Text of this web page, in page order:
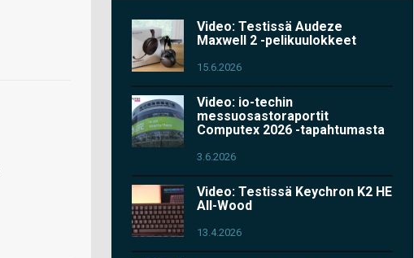
Video: Testissä Audeze
Maxwell 2 -pelikuulokkeet
15.6.2026
Video: io-techin
messuosastoraportit
Computex 2026 -tapahtumasta
3.6.2026
Video: Testissä Keychron K2 HE
All-Wood
13.4.2026